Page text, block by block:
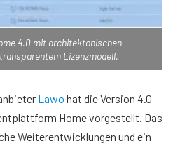
4.0 mit architektonischen
Lizenzmodell.
Lawo hat die Version 4.0
Home vorgestellt. Das
Weiterentwicklungen und ein